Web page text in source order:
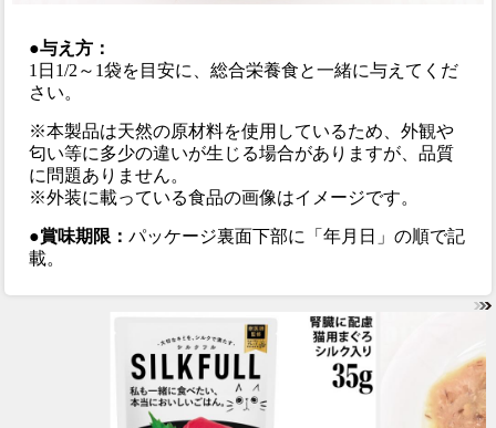
●与え方：
1日1/2～1袋を目安に、総合栄養食と一緒に与えてくだ
さい。
※本製品は天然の原材料を使用しているため、外観や
匂い等に多少の違いが生じる場合がありますが、品質
に問題ありません。
※外装に載っている食品の画像はイメージです。
●賞味期限：パッケージ裏面下部に「年月日」の順で記
載。